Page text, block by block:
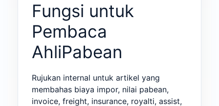
Fungsi untuk
Pembaca
AhliPabean
Rujukan internal untuk artikel yang
membahas biaya impor, nilai pabean,
invoice, freight, insurance, royalti, assist,